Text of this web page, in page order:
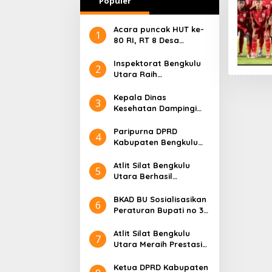
1
Acara puncak HUT ke-
80 RI, RT 8 Desa
Argamakmur Aman Dan
Meriah
2
Inspektorat Bengkulu
Utara Raih
3
Kepala Dinas
Kesehatan Dampingi
Resmikan Gedung
Puskesmas Prototype
4
Paripurna DPRD
Kabupaten Bengkulu
dan Wakil Bupati
Periode 2025 – 2030
5
Atlit Silat Bengkulu
Utara Berhasil
Perak Di Ajang 3nd
internasional Indonesia
2025Champions
6
BKAD BU Sosialisasikan
Peraturan Bupati no 33
7
Atlit Silat Bengkulu
Utara Meraih Prestasi
International Indonesia
Ketua DPRD Kabupaten